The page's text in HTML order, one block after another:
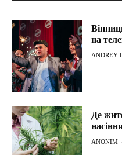
на
ANDREY
Де
ANONIM -